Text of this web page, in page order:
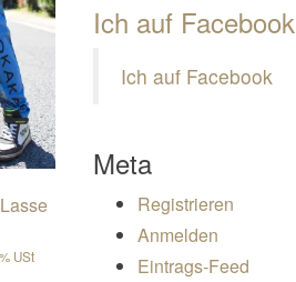
Preis war: €6,90
Preis ist: €5,18.
USt
Ich auf Facebook
Ich auf Facebook
Meta
Registrieren
Anmelden
Eintrags-Feed